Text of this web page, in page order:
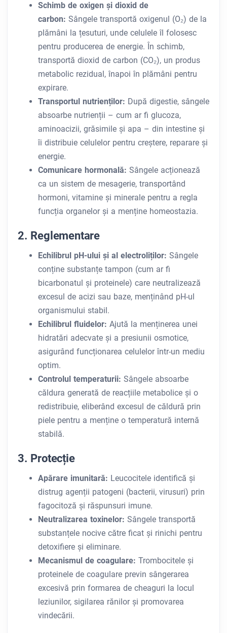
Schimb de oxigen și dioxid de
carbon: Sângele transportă oxigenul (O₂) de la
plămâni la țesuturi, unde celulele îl folosesc
pentru producerea de energie. În schimb,
transportă dioxid de carbon (CO₂), un produs
metabolic rezidual, înapoi în plămâni pentru
expirare.
Transportul nutrienților: După digestie, sângele
absoarbe nutrienții – cum ar fi glucoza,
aminoacizii, grăsimile și apa – din intestine și
îi distribuie celulelor pentru creștere, reparare și
energie.
Comunicare hormonală: Sângele acționează
ca un sistem de mesagerie, transportând
hormoni, vitamine și minerale pentru a regla
funcția organelor și a menține homeostazia.
2. Reglementare
Echilibrul pH-ului și al electroliților: Sângele
conține substanțe tampon (cum ar fi
bicarbonatul și proteinele) care neutralizează
excesul de acizi sau baze, menținând pH-ul
organismului stabil.
Echilibrul fluidelor: Ajută la menținerea unei
hidratări adecvate și a presiunii osmotice,
asigurând funcționarea celulelor într-un mediu
optim.
Controlul temperaturii: Sângele absoarbe
căldura generată de reacțiile metabolice și o
redistribuie, eliberând excesul de căldură prin
piele pentru a menține o temperatură internă
stabilă.
3. Protecție
Apărare imunitară: Leucocitele identifică și
distrug agenții patogeni (bacterii, virusuri) prin
fagocitoză și răspunsuri imune.
Neutralizarea toxinelor: Sângele transportă
substanțele nocive către ficat și rinichi pentru
detoxifiere și eliminare.
Mecanismul de coagulare: Trombocitele și
proteinele de coagulare previn sângerarea
excesivă prin formarea de cheaguri la locul
leziunilor, sigilarea rănilor și promovarea
vindecării.